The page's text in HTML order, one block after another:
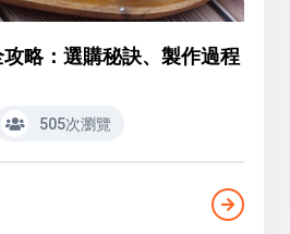
略：選購秘訣、製作過程
505次瀏覽